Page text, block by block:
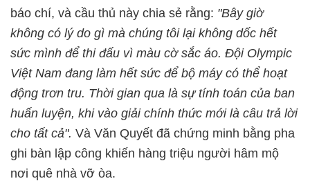
báo chí, và cầu thủ này chia sẻ rằng: "Bây giờ
không có lý do gì mà chúng tôi lại không dốc hết
sức mình để thi đấu vì màu cờ sắc áo. Đội Olympic
Việt Nam đang làm hết sức để bộ máy có thể hoạt
động trơn tru. Thời gian qua là sự tính toán của ban
huấn luyện, khi vào giải chính thức mới là câu trả lời
cho tất cả". Và Văn Quyết đã chứng minh bằng pha
ghi bàn lập công khiến hàng triệu người hâm mộ
nơi quê nhà vỡ òa.